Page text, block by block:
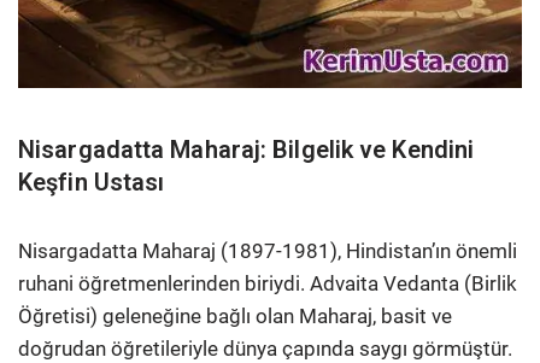
Nisargadatta Maharaj: Bilgelik ve Kendini
Keşfin Ustası
Nisargadatta Maharaj (1897-1981), Hindistan’ın önemli
ruhani öğretmenlerinden biriydi. Advaita Vedanta (Birlik
Öğretisi) geleneğine bağlı olan Maharaj, basit ve
doğrudan öğretileriyle dünya çapında saygı görmüştür.